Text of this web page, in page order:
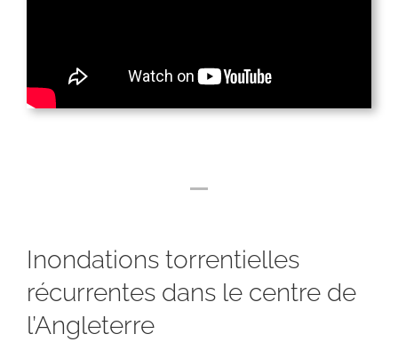
Inondations torrentielles
récurrentes dans le centre de
l’Angleterre